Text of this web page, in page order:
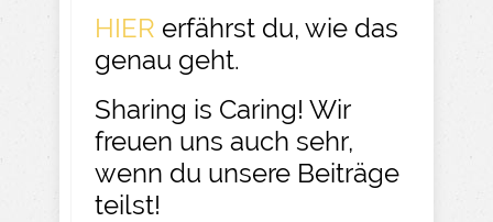
HIER erfährst du, wie das
genau geht.
Sharing is Caring! Wir
freuen uns auch sehr,
wenn du unsere Beiträge
teilst!